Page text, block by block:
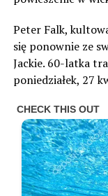
Peter Falk,
się ponownie ze
Jackie. 60-latka
poniedziałek, 27